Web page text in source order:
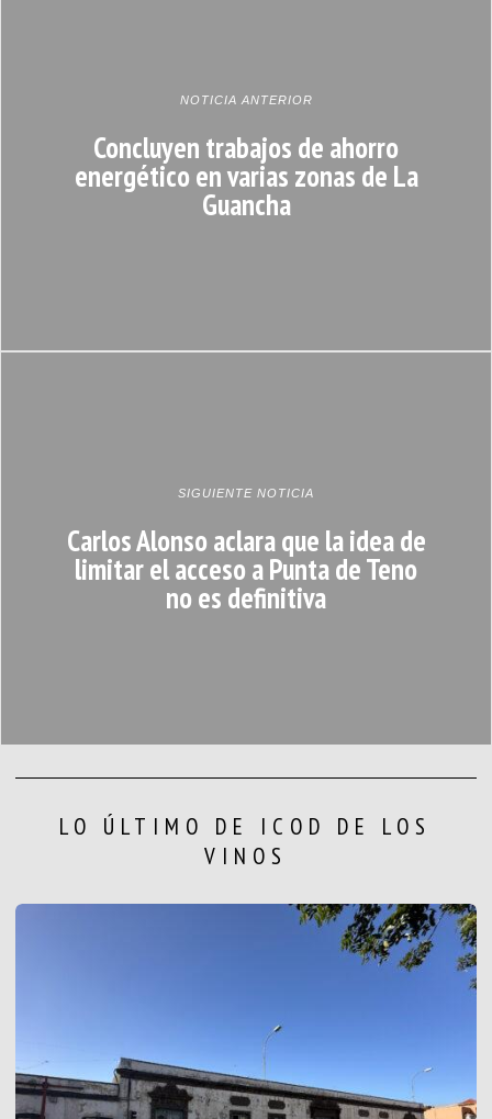
NOTICIA ANTERIOR
Concluyen trabajos de ahorro
energético en varias zonas de La
Guancha
SIGUIENTE NOTICIA
Carlos Alonso aclara que la idea de
limitar el acceso a Punta de Teno
no es definitiva
LO ÚLTIMO DE ICOD DE LOS
VINOS